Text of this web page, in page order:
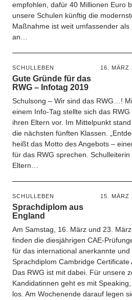
empfohlen, dafür 40 Millionen Euro
unsere Schulen künftig die
Maßnahme ist weit umfassender
an…
SCHULLEBEN 16. MÄRZ
Gute Gründe für das
RWG – Infotag 2019
Schulsong – Wir sind das RWG…!
einem Info-Tag stellte sich das
ihren Eltern vor. Im Mittelpunkt
die nächsten fünften Klassen.
heißt das Motto des Angebots –
für das RWG sprechen.
Eltern…
SCHULLEBEN 15. MÄRZ
Sprachdiplom aus
England
Am Samstag, 16. März und 23. März,
finden die diesjährigen CAE-
für das international anerkannte
Sprachdiplom Cambridge Certificate
Das RWG ist mit dabei. Für unsere
Kandidatinnen geht es mit
los. Am Wochenende darauf legen